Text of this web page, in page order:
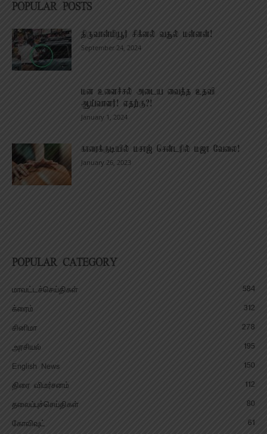
POPULAR POSTS
திருவான்மியூர் சிக்னல் வசூல் மன்னன்!
September 24, 2024
மன உளைச்சல் அடைய வைத்த உதவி
ஆய்வாளர்! எதற்கு?!
January 1, 2024
காரைக்குடியில் மசாஜ் சென்டரில் மஜா வேலை!
January 26, 2023
POPULAR CATEGORY
மாவட்டச்செய்திகள்
584
க்ரைம்
312
சினிமா
278
அரசியல்
195
English News
150
திரை விமர்சனம்
112
தலைப்புச்செய்திகள்
80
கோலிவுட்
61